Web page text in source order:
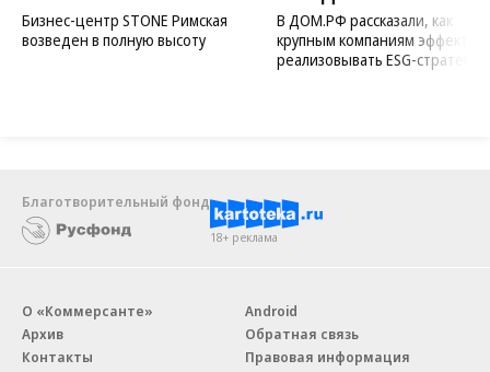
Бизнес-центр STONE Римская
возведен в полную высоту
В ДОМ.РФ рассказали, как
крупным компаниям
реализовывать ESG-стратегию
Благотворительный фонд
18+ реклама
О «Коммерсанте»
Архив
Контакты
Android
Обратная связь
Правовая информация